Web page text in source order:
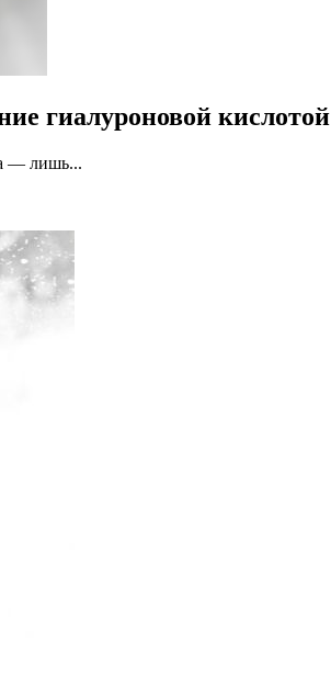
гиалуроновой кислотой
— лишь...